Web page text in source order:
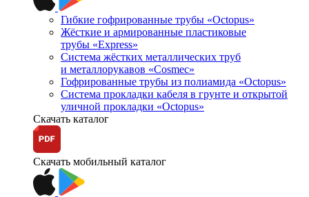
Гибкие гофрированные трубы «Octopus»
Жёсткие и армированные пластиковые
трубы «Express»
Система жёстких металлических труб
и металлорукавов «Cosmec»
Гофрированные трубы из полиамида «Octopus»
Система прокладки кабеля в грунте и открытой
уличной прокладки «Octopus»
Скачать каталог
Скачать мобильный каталог